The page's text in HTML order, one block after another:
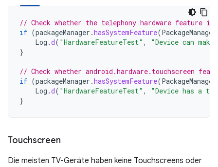
// Check whether the telephony hardware feature
if (packageManager .hasSystemFeature(PackageManager
Log .d( "HardwareFeatureTest" ,
"Device can
}
// Check whether android.hardware.touchscreen
if (packageManager .hasSystemFeature(PackageManager
Log .d( "HardwareFeatureTest" ,
"Device has a
}
Touchscreen
Die meisten TV-Geräte haben keine Touchscreens oder